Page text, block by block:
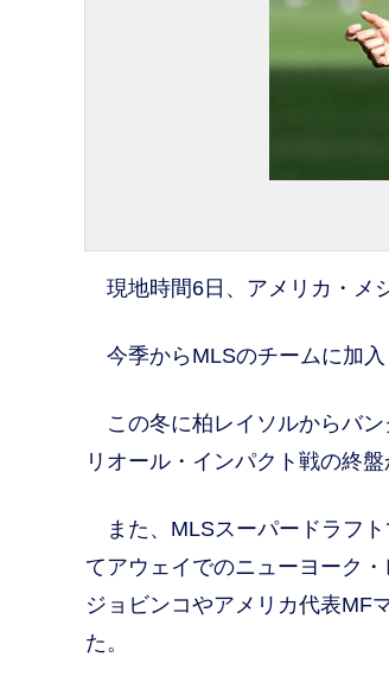
現地時間6日、アメリカ・メ
今季からMLSのチームに加入
この冬に柏レイソルからバン
リオール・インパクト戦の終
また、MLSスーパードラフト
てアウェイでのニューヨーク
ジョビンコやアメリカ代表MF
た。